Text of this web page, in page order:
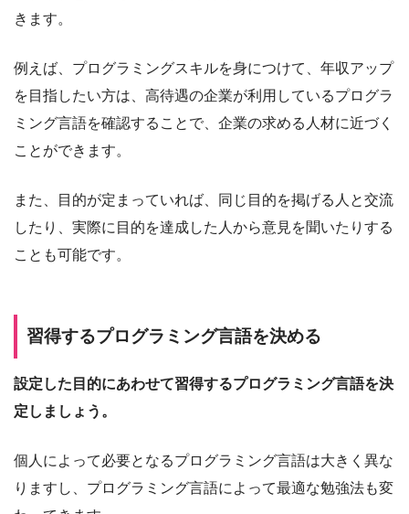
きます。
例えば、プログラミングスキルを身につけて、年収アップ
を目指したい方は、高待遇の企業が利用しているプログラ
ミング言語を確認することで、企業の求める人材に近づく
ことができます。
また、目的が定まっていれば、同じ目的を掲げる人と交流
したり、実際に目的を達成した人から意見を聞いたりする
ことも可能です。
習得するプログラミング言語を決める
設定した目的にあわせて習得するプログラミング言語を決
定しましょう。
個人によって必要となるプログラミング言語は大きく異な
りますし、プログラミング言語によって最適な勉強法も変